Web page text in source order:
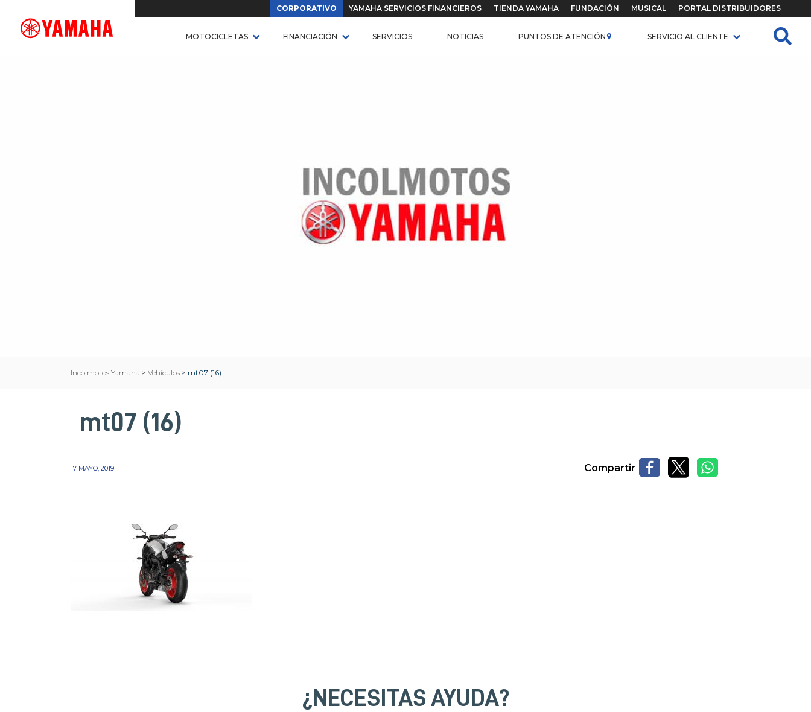
CORPORATIVO YAMAHA SERVICIOS FINANCIEROS TIENDA YAMAHA FUNDACIÓN MUSICAL PORTAL DISTRIBUIDORES
MOTOCICLETAS FINANCIACIÓN SERVICIOS NOTICIAS PUNTOS DE ATENCIÓN SERVICIO AL CLIENTE
Incolmotos Yamaha > Vehículos > mt07 (16)
mt07 (16)
17 MAYO, 2019 Compartir
¿NECESITAS AYUDA?